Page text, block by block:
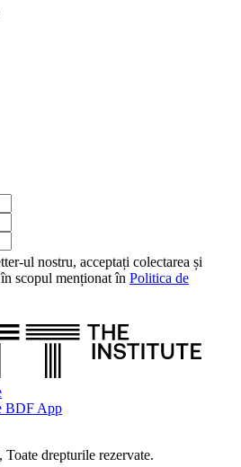
ul nostru, acceptați colectarea și
scopul menționat în Politica de
BDF App
drepturile rezervate.